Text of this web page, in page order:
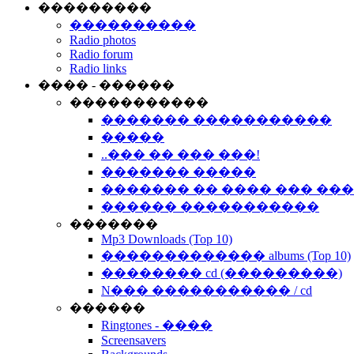
���������
����������
Radio photos
Radio forum
Radio links
���� - ������
�����������
������� �����������
�����
..��� �� ��� ���!
������� �����
������� �� ���� ���
������ �����������
�������
Mp3 Downloads (Top 10)
������������� albums (Top 10)
�������� cd (���������)
N��� ����������� / cd
������
Ringtones - ����
Screensavers